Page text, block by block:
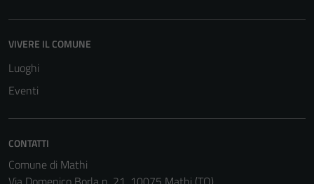
VIVERE IL COMUNE
Luoghi
Eventi
CONTATTI
Comune di Mathi